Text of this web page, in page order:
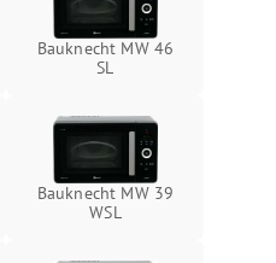
Bauknecht MW 46
SL
Bauknecht MW 39
WSL